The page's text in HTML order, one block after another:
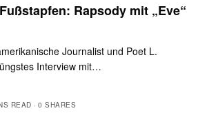
Rapsody mit „Eve“
Journalist und Poet L.
Interview mit…
READ 0 SHARES